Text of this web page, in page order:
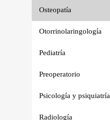
Osteopatía
Otorrinolaringología
Pediatría
Preoperatorio
Psicología y psiquiatría
Radiología